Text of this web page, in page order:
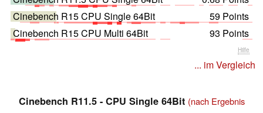
Cinebench R15 CPU Single 64Bit
59 Points
Cinebench R15 CPU Multi 64Bit
93 Points
Hilfe
... im Vergleich
Cinebench R11.5 - CPU Single 64Bit (nach Ergebnis